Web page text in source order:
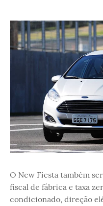
O New Fiesta também
fiscal de fábrica e taxa
condicionado, direção